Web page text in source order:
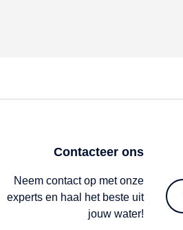
Contacteer ons
Neem contact op met onze
experts en haal het beste uit
jouw water!